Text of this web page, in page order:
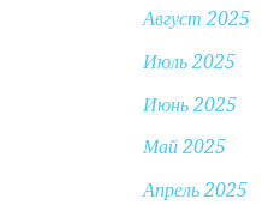
Август 2025
Июль 2025
Июнь 2025
Май 2025
Апрель 2025